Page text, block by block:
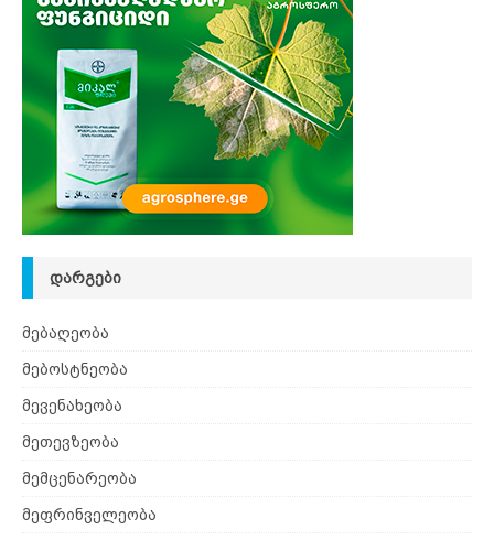
ᲓᲐᲠᲒᲔᲑᲘ
მებაღეობა
მებოსტნეობა
მევენახეობა
მეთევზეობა
მემცენარეობა
მეფრინველეობა